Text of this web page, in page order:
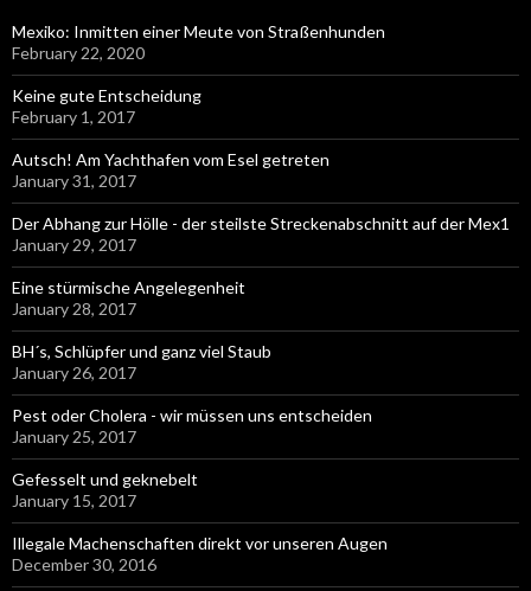
Mexiko: Inmitten einer Meute von Straßenhunden
February 22, 2020
Keine gute Entscheidung
February 1, 2017
Autsch! Am Yachthafen vom Esel getreten
January 31, 2017
Der Abhang zur Hölle - der steilste Streckenabschnitt auf der Mex1
January 29, 2017
Eine stürmische Angelegenheit
January 28, 2017
BH´s, Schlüpfer und ganz viel Staub
January 26, 2017
Pest oder Cholera - wir müssen uns entscheiden
January 25, 2017
Gefesselt und geknebelt
January 15, 2017
Illegale Machenschaften direkt vor unseren Augen
December 30, 2016